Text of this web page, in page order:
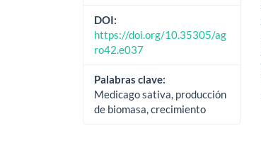
DOI:
https://doi.org/10.35305/ag
ro42.e037
Palabras clave:
Medicago sativa, producción
de biomasa, crecimiento